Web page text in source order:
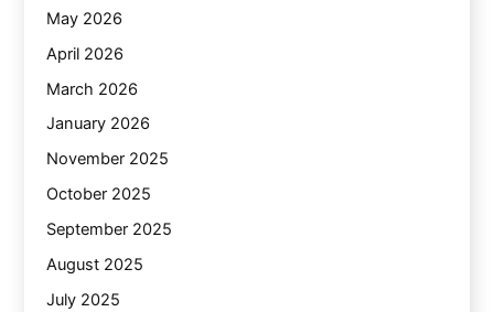
May 2026
April 2026
March 2026
January 2026
November 2025
October 2025
September 2025
August 2025
July 2025